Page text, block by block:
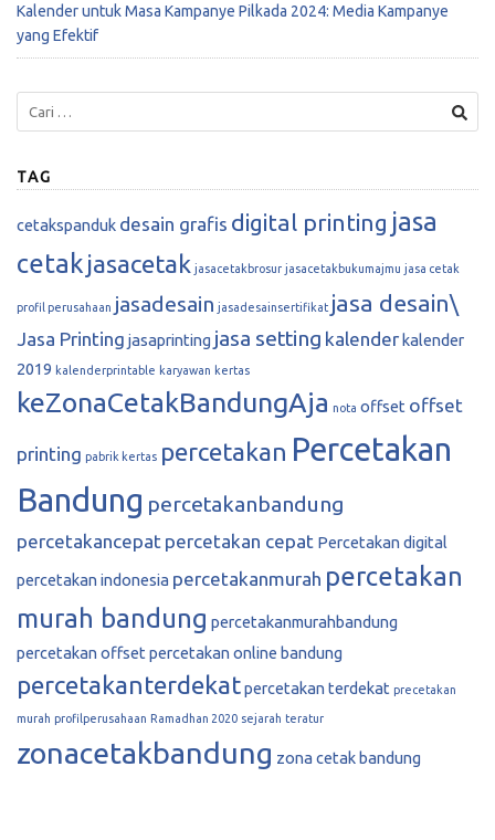
Kalender untuk Masa Kampanye Pilkada 2024: Media Kampanye
yang Efektif
TAG
cetakspanduk desain grafis digital printing jasa
cetak jasacetak jasacetakbrosur jasacetakbukumajmu jasa cetak
profil perusahaan jasadesain jasadesainsertifikat jasa desain\
Jasa Printing jasaprinting jasa setting kalender kalender
2019 kalenderprintable karyawan kertas
keZonaCetakBandungAja nota offset offset
printing pabrik kertas percetakan Percetakan
Bandung percetakanbandung
percetakancepat percetakan cepat Percetakan digital
percetakan indonesia percetakanmurah percetakan
murah bandung percetakanmurahbandung
percetakan offset percetakan online bandung
percetakanterdekatpercetakan terdekat precetakan
murah profilperusahaan Ramadhan 2020 sejarah teratur
zonacetakbandung zona cetak bandung